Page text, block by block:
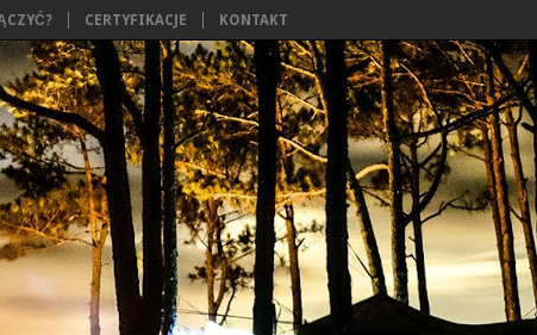
CERTYFIKACJE KONTAKT